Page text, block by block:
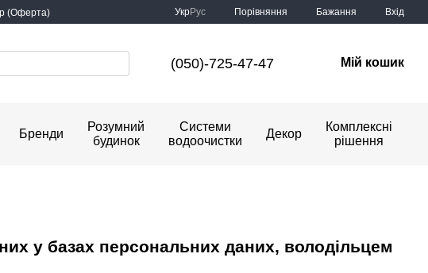
(Оферта) УкрРус Порівняння Бажання Вхід
(050)-725-47-47 Мій кошик
Бренди
Розумний
будинок
Системи
водоочистки
Декор
Комплексні
рішення
у базах персональних даних, володільцем